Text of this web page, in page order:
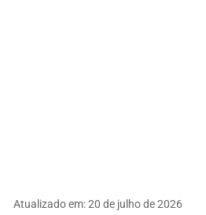
Atualizado em:20 de julho de 2026